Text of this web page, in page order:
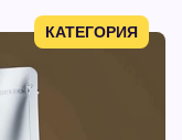
КАТЕГОРИЯ